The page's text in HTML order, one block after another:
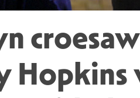
Hopkins